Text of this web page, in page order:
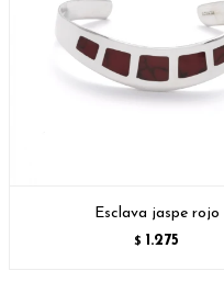
Esclava jaspe rojo
$ 1.275